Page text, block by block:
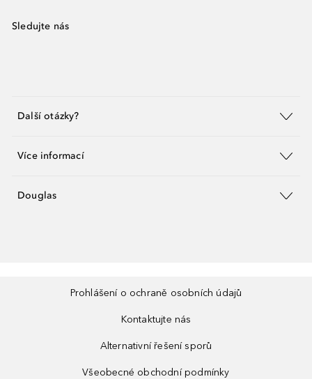
Sledujte nás
Další otázky?
Více informací
Douglas
Prohlášení o ochraně osobních údajů
Kontaktujte nás
Alternativní řešení sporů
Všeobecné obchodní podmínky